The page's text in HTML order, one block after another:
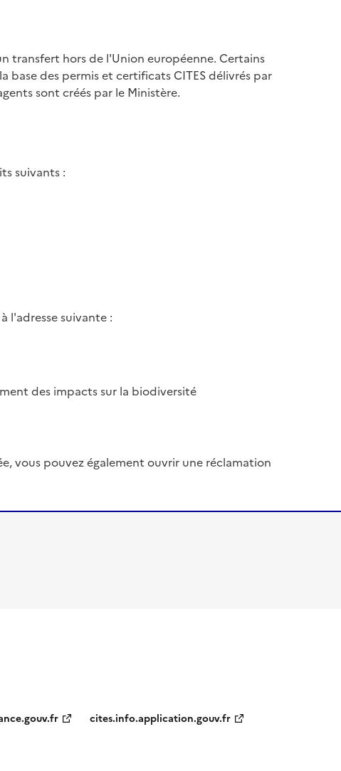
transfert hors de l'Union européenne. Certains
base des permis et certificats CITES délivrés par
sont créés par le Ministère.
suivants :
l'adresse suivante :
des impacts sur la biodiversité
vous pouvez également ouvrir une réclamation
cites.info.application.gouv.fr